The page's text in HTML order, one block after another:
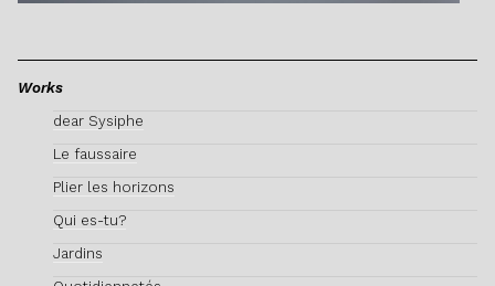
Works
dear Sysiphe
Le faussaire
Plier les horizons
Qui es-tu?
Jardins